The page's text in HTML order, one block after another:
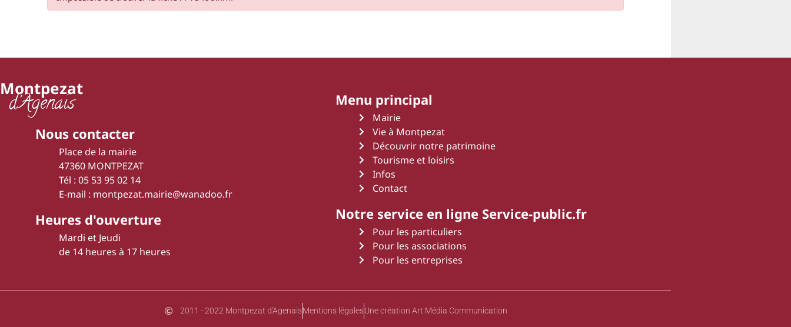
Montpezat
d'Agenais
Nous contacter
Place de la mairie
47360 MONTPEZAT
Tél : 05 53 95 02 14
E-mail : montpezat.mairie@wanadoo.fr
Heures d'ouverture
Mardi et Jeudi
de 14 heures à 17 heures
Menu principal
Mairie
Vie à Montpezat
Découvrir notre patrimoine
Tourisme et loisirs
Infos
Contact
Notre service en ligne Service-public.fr
Pour les particuliers
Pour les associations
Pour les entreprises
2011 - 2022 Montpezat d'AgenaisMentions légalesUne création Art Média Communication